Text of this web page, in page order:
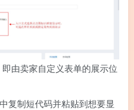
由卖家自定义表单的展示位
复制短代码并粘贴到想要显